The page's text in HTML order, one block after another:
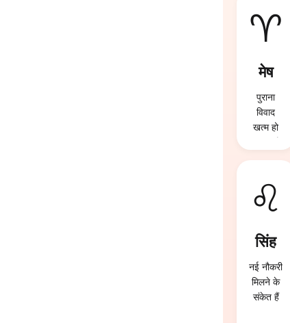
♈
मेष
पुराना
विवाद
खत्म हो
♌
सिंह
नई नौकरी
मिलने के
संकेत हैं